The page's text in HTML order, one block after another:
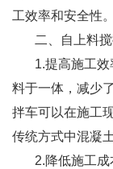
工效率和安全性。
二、自上料搅
1.提高施工效
料于一体，减少
拌车可以在施工
传统方式中混凝
2.降低施工成